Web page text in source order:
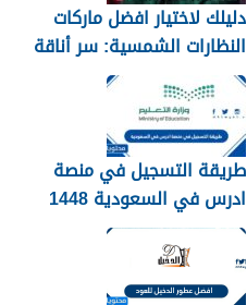
دليلك لاختيار افضل ماركات
النظارات الشمسية: سر أناقة
نجوم الرياضة والموضة
طريقة التسجيل في منصة
ادرس في السعودية 1448